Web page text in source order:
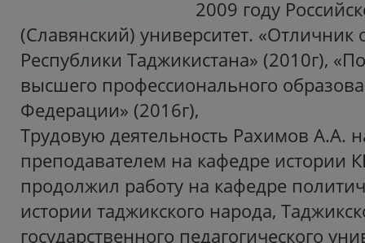
2009 году
(Славянский) университет. «Отличник
Республики Таджикистана» (2010г),
высшего профессионального
Федерации» (2016г),
Трудовую деятельность Рахимов А.А.
преподавателем на кафедре истории
продолжил работу на кафедре
истории таджикского народа,
государственного педагогического